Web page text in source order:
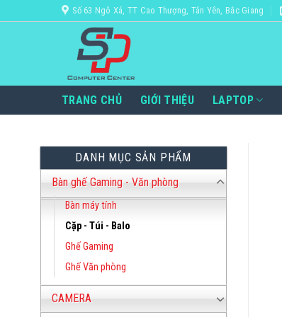
qua
Số 63 Ngô Xá, TT Cao Thượng, Tân Yên, Bắc Giang
TRANG CHỦ GIỚI THIỆU LAPTOP
DANH MỤC SẢN PHẨM
Bàn ghế Gaming - Văn phòng
Bàn máy tính
Cặp - Túi - Balo
Ghế Gaming
Ghế Văn phòng
CAMERA